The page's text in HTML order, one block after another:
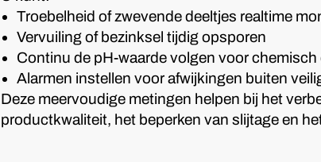
Troebelheid of zwevende deeltjes realtime
Vervuiling of bezinksel tijdig opsporen
Continu de pH-waarde volgen voor
Alarmen instellen voor afwijkingen buiten
Deze meervoudige metingen helpen bij het
productkwaliteit, het beperken van slijtage en